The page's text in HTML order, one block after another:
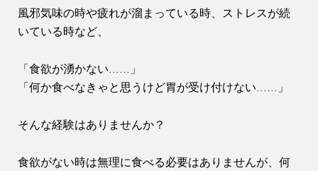
風邪気味の時や疲れが溜まっている時、ストレスが続
いている時など、
「食欲が湧かない……」
「何か食べなきゃと思うけど胃が受け付けない……」
そんな経験はありませんか？
食欲がない時は無理に食べる必要はありませんが、何